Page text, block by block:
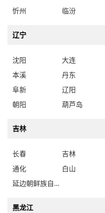
忻州
临汾
辽宁
沈阳 大连
本溪
丹东
阜新
辽阳
朝阳
葫芦岛
吉林
长春 吉林
通化
白山
延边朝鲜族自治州
黑龙江